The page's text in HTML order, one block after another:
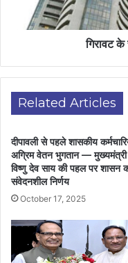
गिरावट
Related Articles
दीपावली से पहले शासकीय
अग्रिम वेतन भुगतान — मुख्यमंत्री
विष्णु देव साय की पहल पर शासन
संवेदनशील निर्णय
October 17, 2025